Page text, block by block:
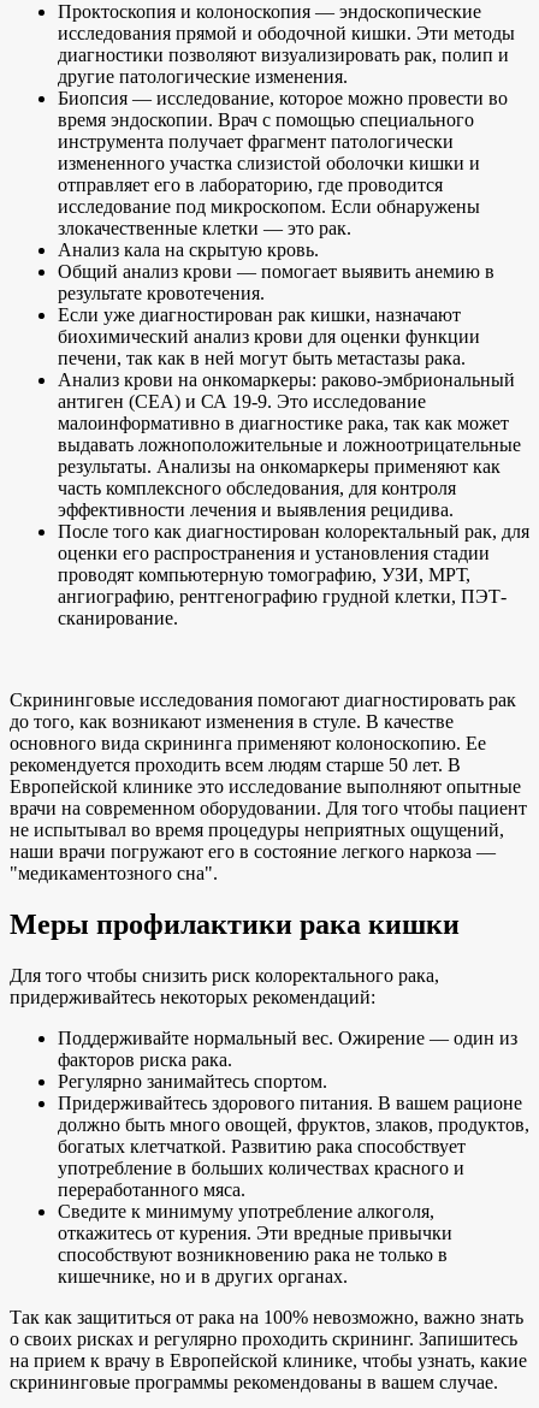
Проктоскопия и колоноскопия — эндоскопические
исследования прямой и ободочной кишки. Эти методы
диагностики позволяют визуализировать рак, полип и
другие патологические изменения.
Биопсия — исследование, которое можно провести во
время эндоскопии. Врач с помощью специального
инструмента получает фрагмент патологически
измененного участка слизистой оболочки кишки и
отправляет его в лабораторию, где проводится
исследование под микроскопом. Если обнаружены
злокачественные клетки — это рак.
Анализ кала на скрытую кровь.
Общий анализ крови — помогает выявить анемию в
результате кровотечения.
Если уже диагностирован рак кишки, назначают
биохимический анализ крови для оценки функции
печени, так как в ней могут быть метастазы рака.
Анализ крови на онкомаркеры: раково-эмбриональный
антиген (СЕА) и СА 19-9. Это исследование
малоинформативно в диагностике рака, так как может
выдавать ложноположительные и ложноотрицательные
результаты. Анализы на онкомаркеры применяют как
часть комплексного обследования, для контроля
эффективности лечения и выявления рецидива.
После того как диагностирован колоректальный рак, для
оценки его распространения и установления стадии
проводят компьютерную томографию, УЗИ, МРТ,
ангиографию, рентгенографию грудной клетки, ПЭТ-
сканирование.
Скрининговые исследования помогают диагностировать рак
до того, как возникают изменения в стуле. В качестве
основного вида скрининга применяют колоноскопию. Ее
рекомендуется проходить всем людям старше 50 лет. В
Европейской клинике это исследование выполняют опытные
врачи на современном оборудовании. Для того чтобы пациент
не испытывал во время процедуры неприятных ощущений,
наши врачи погружают его в состояние легкого наркоза —
"медикаментозного сна".
Меры профилактики рака кишки
Для того чтобы снизить риск колоректального рака,
придерживайтесь некоторых рекомендаций:
Поддерживайте нормальный вес. Ожирение — один из
факторов риска рака.
Регулярно занимайтесь спортом.
Придерживайтесь здорового питания. В вашем рационе
должно быть много овощей, фруктов, злаков, продуктов,
богатых клетчаткой. Развитию рака способствует
употребление в больших количествах красного и
переработанного мяса.
Сведите к минимуму употребление алкоголя,
откажитесь от курения. Эти вредные привычки
способствуют возникновению рака не только в
кишечнике, но и в других органах.
Так как защититься от рака на 100% невозможно, важно знать
о своих рисках и регулярно проходить скрининг. Запишитесь
на прием к врачу в Европейской клинике, чтобы узнать, какие
скрининговые программы рекомендованы в вашем случае.